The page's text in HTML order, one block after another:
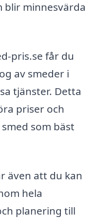
minnesvärda
pris.se får du
av smeder i
tjänster. Detta
priser och
som bäst
även att du kan
hela
planering till